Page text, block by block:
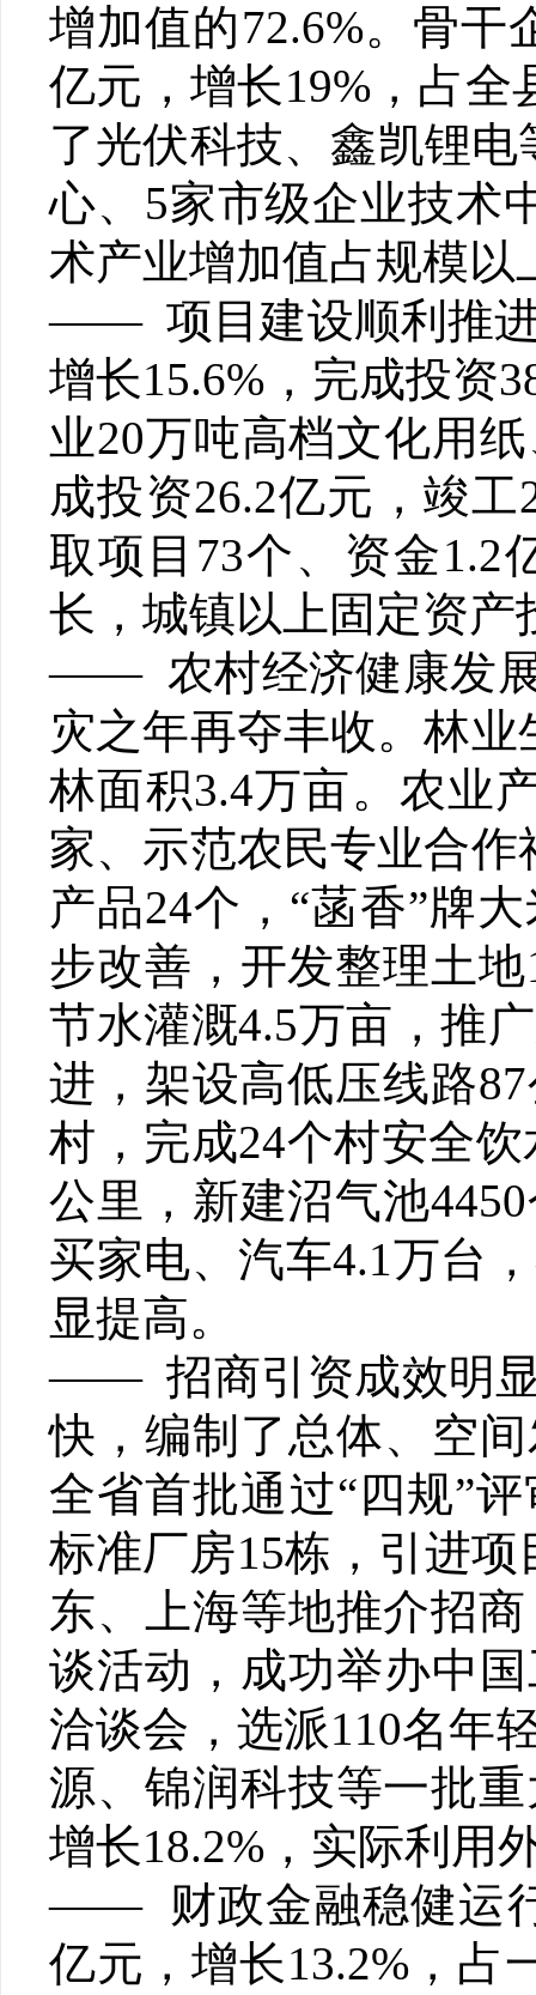
增加值的72.6%。骨干
亿元，增长19%，占全
了光伏科技、鑫凯锂
心、5家市级企业技术
术产业增加值占规模以
—— 项目建设顺利推进
增长15.6%，完成投资
业20万吨高档文化用
成投资26.2亿元，竣
取项目73个、资金1.2
长，城镇以上固定资产
—— 农村经济健康发展
灾之年再夺丰收。林
林面积3.4万亩。农业
家、示范农民专业合
产品24个，“菡香”牌
步改善，开发整理土
节水灌溉4.5万亩，推
进，架设高低压线路
村，完成24个村安全
公里，新建沼气池
买家电、汽车4.1万台
显提高。
—— 招商引资成效明显
快，编制了总体、空
全省首批通过“四规”
标准厂房15栋，引进
东、上海等地推介招
谈活动，成功举办中
洽谈会，选派110名年
源、锦润科技等一批
增长18.2%，实际利用
—— 财政金融稳健运
亿元，增长13.2%，占